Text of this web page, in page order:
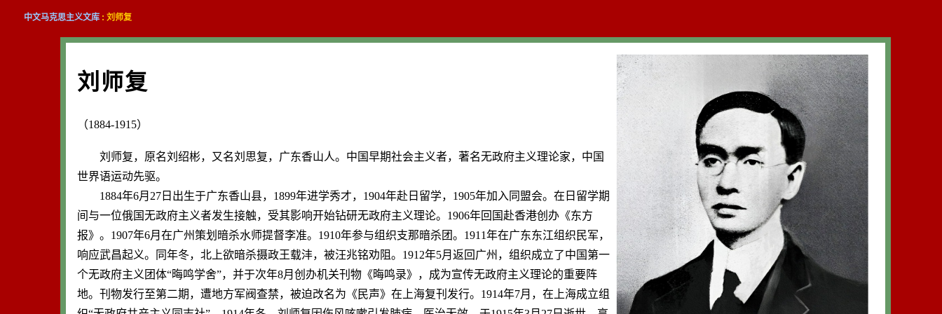
中文马克思主义文库 : 刘师复
刘师复
（1884-1915）
刘师复，原名刘绍彬，又名刘思复，广东香山人。中国早期社会主义者，著名无政府主义理论家，中国
世界语运动先驱。
1884年6月27日出生于广东香山县，1899年进学秀才，1904年赴日留学，1905年加入同盟会。在日留学期
间与一位俄国无政府主义者发生接触，受其影响开始钻研无政府主义理论。1906年回国赴香港创办《东方
报》。1907年6月在广州策划暗杀水师提督李准。1910年参与组织支那暗杀团。1911年在广东东江组织民军，
响应武昌起义。同年冬，北上欲暗杀摄政王载沣，被汪兆铭劝阻。1912年5月返回广州，组织成立了中国第一
个无政府主义团体“晦鸣学舍”，并于次年8月创办机关刊物《晦鸣录》，成为宣传无政府主义理论的重要阵
地。刊物发行至第二期，遭地方军阀查禁，被迫改名为《民声》在上海复刊发行。1914年7月，在上海成立组